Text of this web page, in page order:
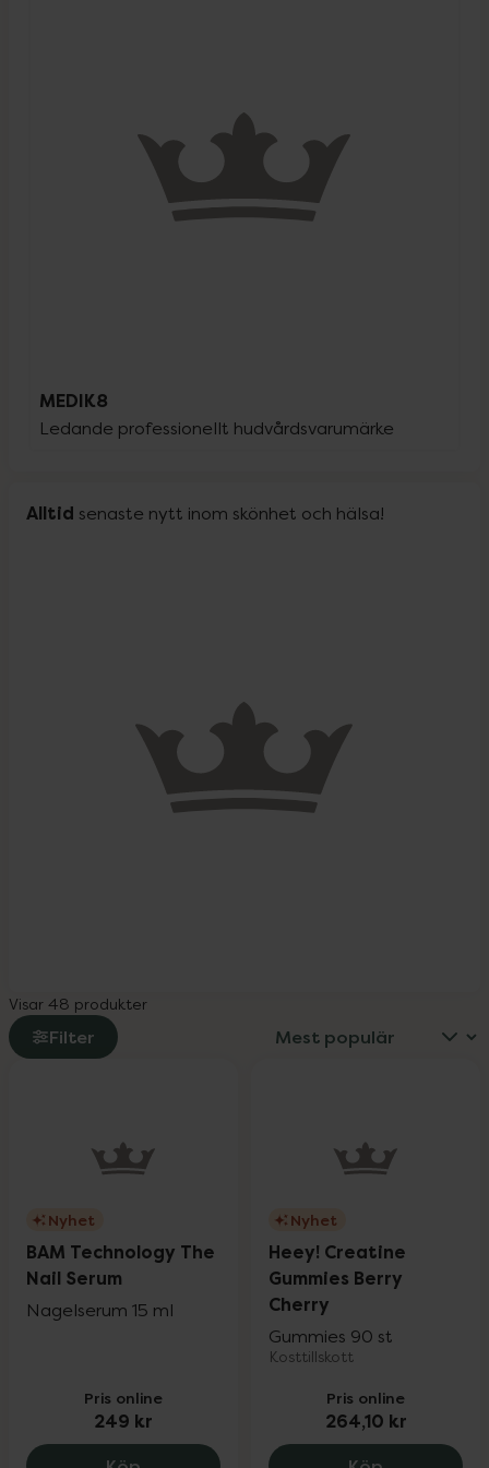
MEDIK8
Ledande professionellt hudvårdsvarumärke
Alltid senaste nytt inom skönhet och hälsa!
Visar 48 produkter
Filter
Nyhet
BAM Technology The
Nail Serum
Nagelserum 15 ml
Pris online
249 kr
Nyhet
Heey! Creatine
Gummies Berry
Cherry
Gummies 90 st
Kosttillskott
Pris online
264,10 kr